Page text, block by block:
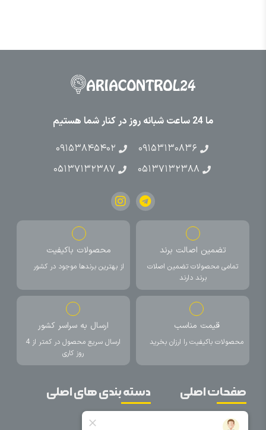
ما 24 ساعت شبانه روز در کنار شما هستیم
۰۹۱۵۳۱۳۰۸۳۶
۰۹۱۵۳۸۴۵۴۰۲
۰۵۱۳۷۱۳۲۳۸۸
۰۵۱۳۷۱۳۲۳۸۷
تضمین اصالت برند
تمامی محصولات تضمین اصلات
برند دارند
محصولات باکیفیت
از بهترین برندها موجود در کشور
قیمت مناسب
محصولات باکیفیت را ارزان بخرید
ارسال به سراسر کشور
ارسال سریع محصول در کمتر از 4
روز کاری
صفحات اصلی
خانه
دسته بندی های اصلی